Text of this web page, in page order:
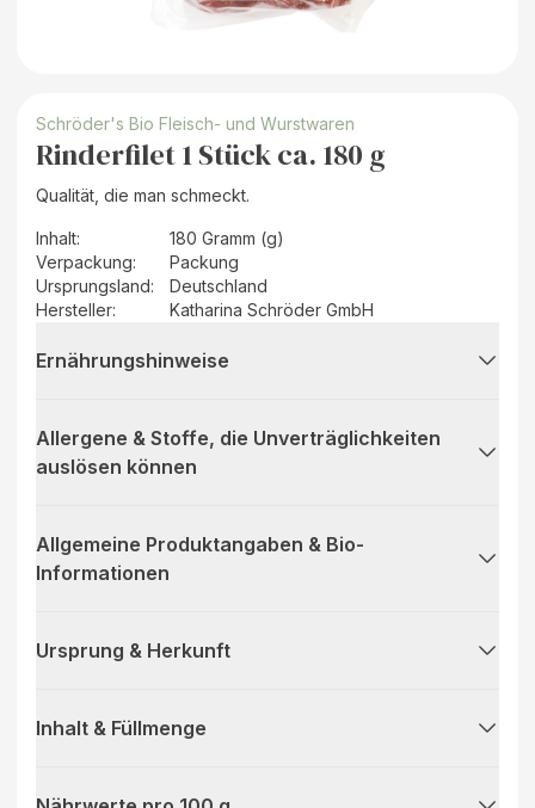
Schröder's Bio Fleisch- und Wurstwaren
Rinderfilet 1 Stück ca. 180 g
Qualität, die man schmeckt.
Inhalt:
180 Gramm (g)
Verpackung:
Packung
Ursprungsland:
Deutschland
Hersteller: Katharina Schröder GmbH
Ernährungshinweise
Allergene & Stoffe, die Unverträglichkeiten
auslösen können
Allgemeine Produktangaben & Bio-
Informationen
Ursprung & Herkunft
Inhalt & Füllmenge